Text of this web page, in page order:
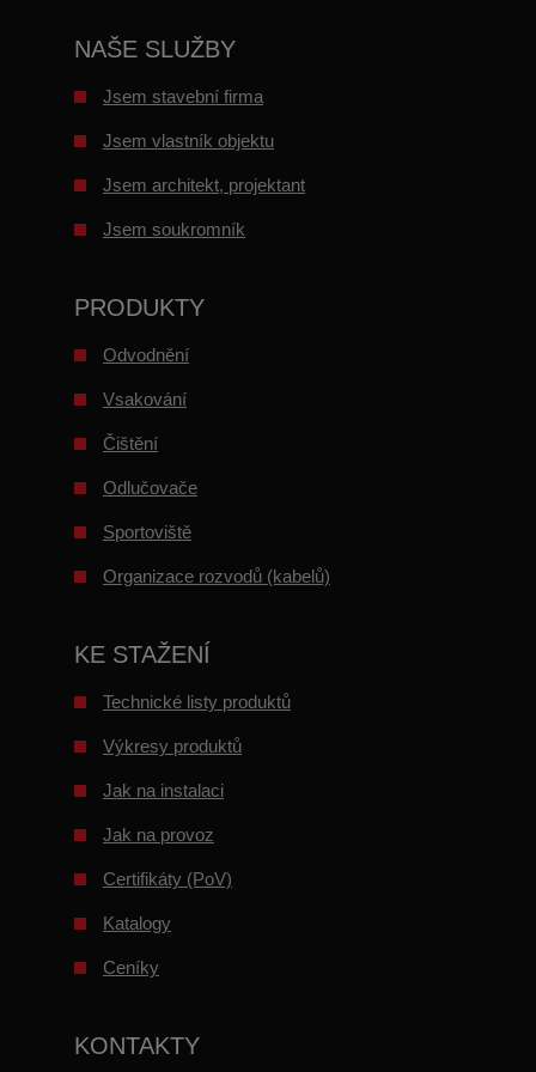
NAŠE SLUŽBY
Jsem stavební firma
Jsem vlastník objektu
Jsem architekt, projektant
Jsem soukromník
PRODUKTY
Odvodnění
Vsakování
Čištění
Odlučovače
Sportoviště
Organizace rozvodů (kabelů)
KE STAŽENÍ
Technické listy produktů
Výkresy produktů
Jak na instalaci
Jak na provoz
Certifikáty (PoV)
Katalogy
Ceníky
KONTAKTY